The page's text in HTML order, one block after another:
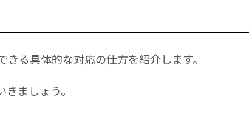
る具体的な対応の仕方を紹介します。
ましょう。